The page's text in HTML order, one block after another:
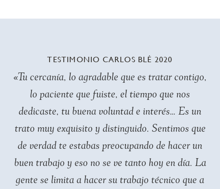
TESTIMONIO CARLOS BLÉ 2020
«Tu cercanía, lo agradable que es tratar contigo,
lo paciente que fuiste, el tiempo que nos
dedicaste, tu buena voluntad e interés… Es un
trato muy exquisito y distinguido. Sentimos que
de verdad te estabas preocupando de hacer un
buen trabajo y eso no se ve tanto hoy en día. La
gente se limita a hacer su trabajo técnico que a